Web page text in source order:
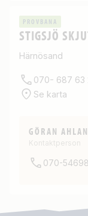
PROVBANA
STIGSJÖ
Härnösand
070- 687 63
Se karta
GÖRAN
Kontaktperson
070-